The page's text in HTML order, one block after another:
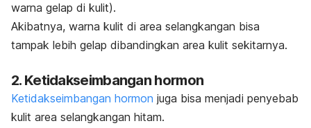
warna gelap di kulit).
Akibatnya, warna kulit di area selangkangan bisa
tampak lebih gelap dibandingkan area kulit sekitarnya.
2. Ketidakseimbangan hormon
Ketidakseimbangan hormon juga bisa menjadi penyebab
kulit area selangkangan hitam.